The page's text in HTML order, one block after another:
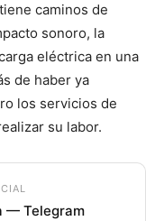
caminos de
sonoro, la
eléctrica en una
de haber ya
los servicios de
su labor.
— Telegram